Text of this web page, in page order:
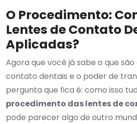
O Procedimento:
Lentes de Contato
Aplicadas?
Agora que você já sabe o que
contato dentais e o poder de
pergunta que fica é: como isso
procedimento das lentes de
pode parecer algo de outro